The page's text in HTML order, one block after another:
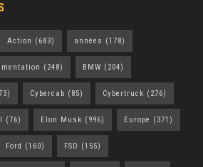
Action (683) années (178)
(248) BMW (204)
Cybercab (85) Cybertruck (276)
(76) Elon Musk (996) Europe (371)
Ford (160) FSD (155)